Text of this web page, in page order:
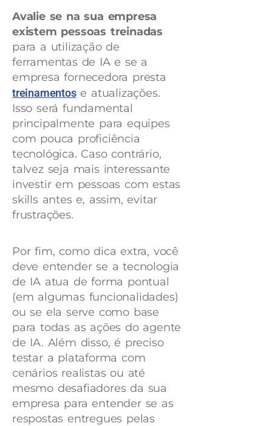
Avalie se na sua empresa
existem pessoas treinadas
para a utilização de
ferramentas de IA e se a
empresa fornecedora presta
treinamentose atualizações.
Isso será fundamental
principalmente para equipes
com pouca proficiência
tecnológica. Caso contrário,
talvez seja mais interessante
investir em pessoas com estas
skills antes e, assim, evitar
frustrações.
Por fim, como dica extra, você
deve entender se a tecnologia
de IA atua de forma pontual
(em algumas funcionalidades)
ou se ela serve como base
para todas as ações do agente
de IA. Além disso, é preciso
testar a plataforma com
cenários realistas ou até
mesmo desafiadores da sua
empresa para entender se as
respostas entregues pelas